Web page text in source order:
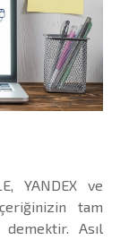
YANDEX ve
tam
Asıl